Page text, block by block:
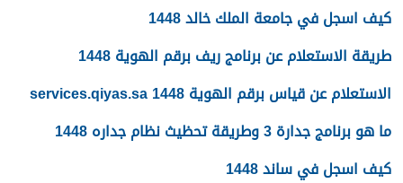
كيف اسجل في جامعة الملك خالد 1448
طريقة الاستعلام عن برنامج ريف برقم الهوية 1448
الاستعلام عن قياس برقم الهوية 1448 services.qiyas.sa
ما هو برنامج جدارة 3 وطريقة تحظيث نظام جداره 1448
كيف اسجل في ساند 1448